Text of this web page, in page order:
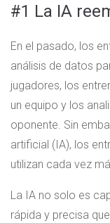
#1 La IA
En el pasado, los
análisis de datos
jugadores, los
un equipo y los
oponente. Sin
artificial (IA), los
utilizan cada vez
La IA no solo es
rápida y precisa